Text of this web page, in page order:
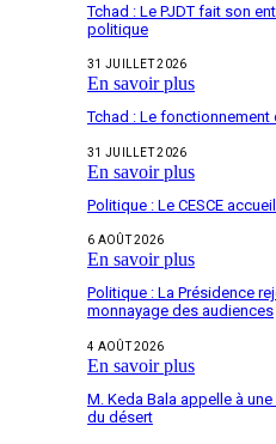
Tchad : Le PJDT fait son
politique
31 JUILLET 2026
En savoir plus
Tchad : Le fonctionnement
31 JUILLET 2026
En savoir plus
Politique : Le CESCE
6 AOÛT 2026
En savoir plus
Politique : La Présidence
monnayage des audiences
4 AOÛT 2026
En savoir plus
M. Keda Bala appelle à
du désert